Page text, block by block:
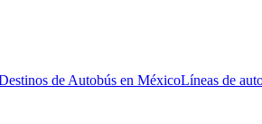
de Autobús en MéxicoLíneas de